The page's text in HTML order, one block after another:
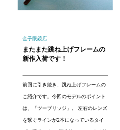
金子眼鏡店
またまた跳ね上げフレームの
新作入荷です！
前回に引き続き、跳ね上げフレームの
ご紹介です。今回のモデルのポイント
は、「ツーブリッジ」。 左右のレンズ
を繋ぐラインが2本になっているタイ